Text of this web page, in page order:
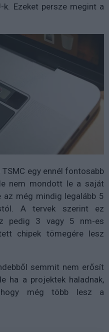
k. Ezeket persze megint a
TSMC egy ennél fontosabb
nem mondott le a saját
még mindig legalább 5
A tervek szerint ez
pedig 3 vagy 5 nm-es
chipek tömegére lesz
semmit nem erősít
ha a projektek haladnak,
hogy még több lesz a